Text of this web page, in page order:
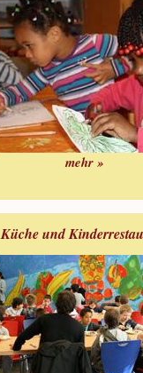
mehr »
Küche und